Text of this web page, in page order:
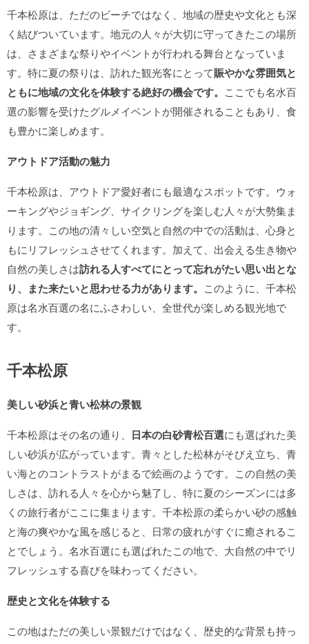
千本松原は、ただのビーチではなく、地域の歴史や文化とも深
く結びついています。地元の人々が大切に守ってきたこの場所
は、さまざまな祭りやイベントが行われる舞台となっていま
す。特に夏の祭りは、訪れた観光客にとって賑やかな雰囲気と
ともに地域の文化を体験する絶好の機会です。 ここでも名水百
選の影響を受けたグルメイベントが開催されることもあり、食
も豊かに楽しめます。
アウトドア活動の魅力
千本松原は、アウトドア愛好者にも最適なスポットです。ウォ
ーキングやジョギング、サイクリングを楽しむ人々が大勢集ま
ります。この地の清々しい空気と自然の中での活動は、心身と
もにリフレッシュさせてくれます。加えて、出会える生き物や
自然の美しさは訪れる人すべてにとって忘れがたい思い出とな
り、また来たいと思わせる力があります。 このように、千本松
原は名水百選の名にふさわしい、全世代が楽しめる観光地で
す。
千本松原
美しい砂浜と青い松林の景観
千本松原はその名の通り、 日本の白砂青松百選にも選ばれた美
しい砂浜が広がっています。青々とした松林がそびえ立ち、青
い海とのコントラストがまるで絵画のようです。この自然の美
しさは、訪れる人々を心から魅了し、特に夏のシーズンには多
くの旅行者がここに集まります。千本松原の柔らかい砂の感触
と海の爽やかな風を感じると、日常の疲れがすぐに癒されるこ
とでしょう。名水百選にも選ばれたこの地で、大自然の中でリ
フレッシュする喜びを味わってください。
歴史と文化を体験する
この地はただの美しい景観だけではなく、歴史的な背景も持っ